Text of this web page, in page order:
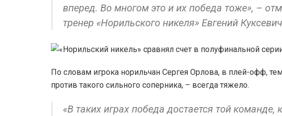
вперед. Во многом это и их победа тоже», –
тренер «Норильского никеля» Евгений
По словам игрока норильчан Сергея Орлова, в плей-офф,
против такого сильного соперника, – всегда тяжело.
«В таких играх победа достается той